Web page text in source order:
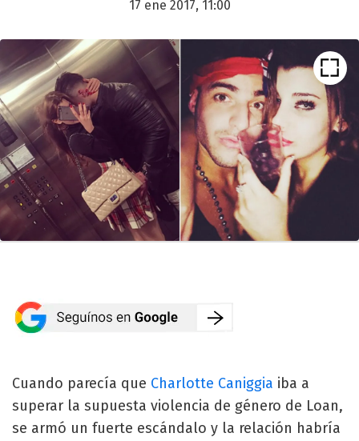
17 ene 2017, 11:00
Cuando parecía que Charlotte Caniggia iba a
superar la supuesta violencia de género de Loan,
se armó un fuerte escándalo y la relación habría